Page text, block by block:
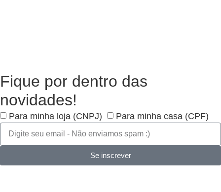
Fique por dentro das
novidades!
Para minha loja (CNPJ) Para minha casa (CPF)
Se inscrever